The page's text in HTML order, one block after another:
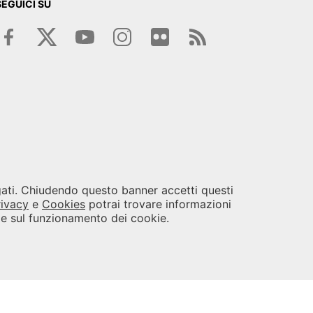
SU
Chiudendo questo banner accetti questi
e Cookies potrai trovare informazioni
sul funzionamento dei cookie.